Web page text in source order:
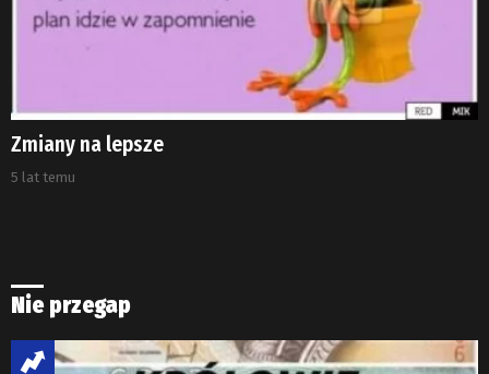
Zmiany na lepsze
5 lat temu
Nie przegap